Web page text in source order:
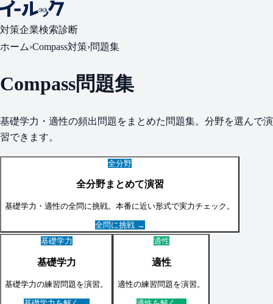
対策企業検索診断
ホーム›Compass対策›問題集
Compass問題集
基礎学力・適性の頻出問題をまとめた問題集。分野を選んで演
習できます。
全分野
全分野まとめて演習
基礎学力・適性の全問に挑戦。本番に近い形式で実力チェック。
全問に挑戦 →
基礎学力
基礎学力
基礎学力の練習問題を演習。
適性
適性
適性の練習問題を演習。